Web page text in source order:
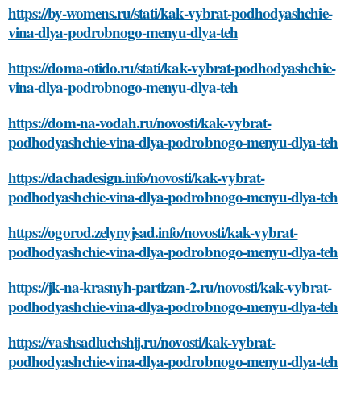
https://by-womens.ru/stati/kak-vybrat-podhodyashchie-
vina-dlya-podrobnogo-menyu-dlya-teh
https://doma-otido.ru/stati/kak-vybrat-podhodyashchie-
vina-dlya-podrobnogo-menyu-dlya-teh
https://dom-na-vodah.ru/novosti/kak-vybrat-
podhodyashchie-vina-dlya-podrobnogo-menyu-dlya-teh
https://dachadesign.info/novosti/kak-vybrat-
podhodyashchie-vina-dlya-podrobnogo-menyu-dlya-teh
https://ogorod.zelynyjsad.info/novosti/kak-vybrat-
podhodyashchie-vina-dlya-podrobnogo-menyu-dlya-teh
https://jk-na-krasnyh-partizan-2.ru/novosti/kak-vybrat-
podhodyashchie-vina-dlya-podrobnogo-menyu-dlya-teh
https://vashsadluchshij.ru/novosti/kak-vybrat-
podhodyashchie-vina-dlya-podrobnogo-menyu-dlya-teh